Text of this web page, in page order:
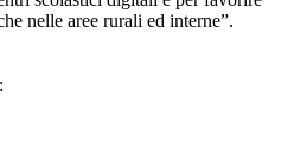
nelle aree rurali ed interne”.